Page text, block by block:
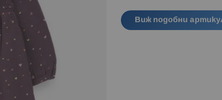
Виж подобни